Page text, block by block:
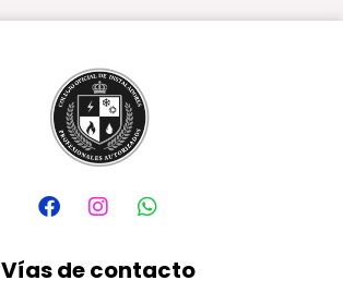
F
a
b
I
n
a
W
h
s
Vías de contacto